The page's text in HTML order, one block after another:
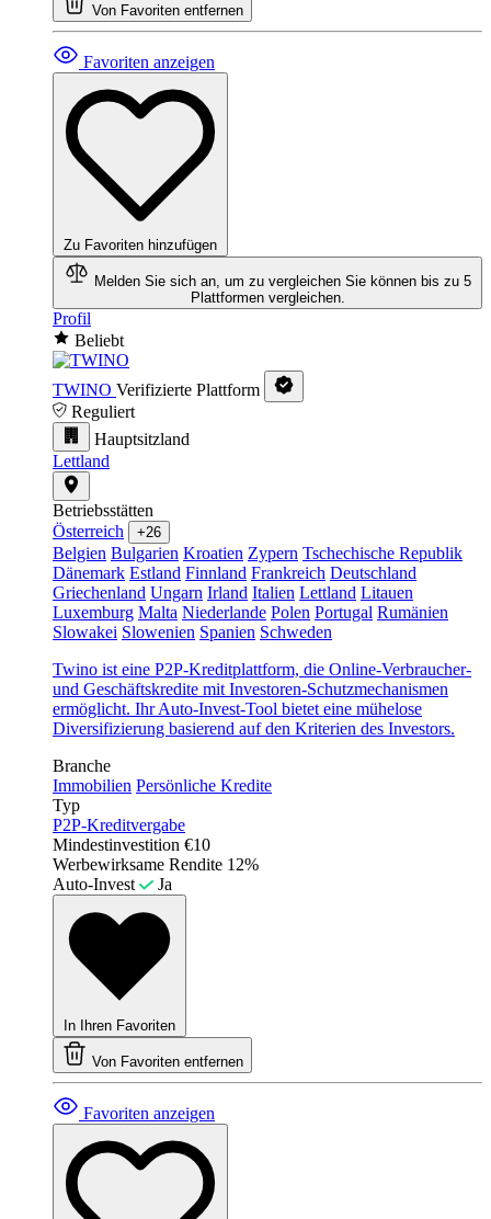
Von Favoriten entfernen
Favoriten anzeigen
Zu Favoriten hinzufügen
Melden Sie sich an, um zu vergleichen Sie können bis zu 5
Plattformen vergleichen.
Profil
Beliebt
TWINO Verifizierte Plattform
Reguliert
Hauptsitzland
Lettland
Betriebsstätten
Österreich
+26
Belgien Bulgarien Kroatien Zypern Tschechische Republik
Dänemark Estland Finnland Frankreich Deutschland
Griechenland Ungarn Irland Italien Lettland Litauen
Luxemburg Malta Niederlande Polen Portugal Rumänien
Slowakei Slowenien Spanien Schweden
Twino ist eine P2P-Kreditplattform, die Online-Verbraucher-
und Geschäftskredite mit Investoren-Schutzmechanismen
ermöglicht. Ihr Auto-Invest-Tool bietet eine mühelose
Diversifizierung basierend auf den Kriterien des Investors.
Branche
Immobilien Persönliche Kredite
Typ
P2P-Kreditvergabe
Mindestinvestition €10
Werbewirksame Rendite 12%
Auto-Invest
Ja
In Ihren Favoriten
Von Favoriten entfernen
Favoriten anzeigen